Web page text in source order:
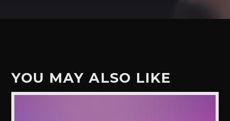
YOU MAY ALSO LIKE